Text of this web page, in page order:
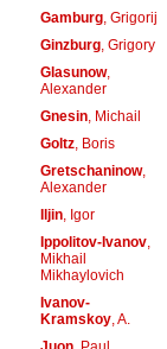
Gamburg, Grigorij
Ginzburg, Grigory
Glasunow,
Alexander
Gnesin, Michail
Goltz, Boris
Gretschaninow,
Alexander
Iljin, Igor
Ippolitov-Ivanov,
Mikhail
Mikhaylovich
Ivanov-
Kramskoy, A.